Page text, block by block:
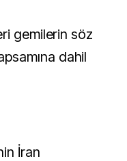
gemilerin söz
dahil
İran